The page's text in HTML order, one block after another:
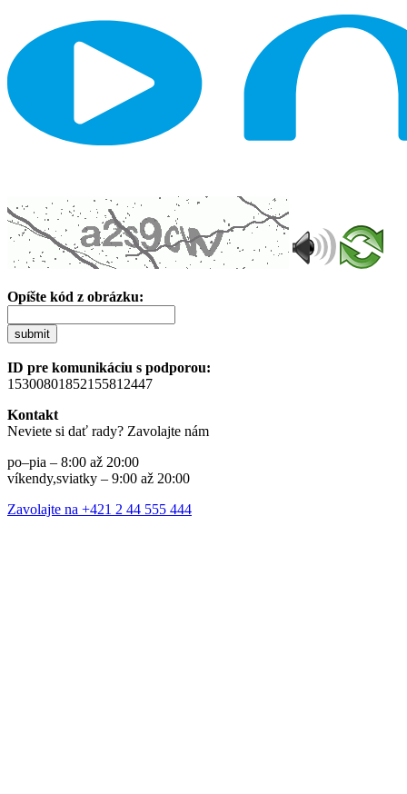
Opíšte kód z obrázku:
submit
ID pre komunikáciu s podporou:
15300801852155812447
Kontakt
Neviete si dať rady? Zavolajte nám
po–pia – 8:00 až 20:00
víkendy,sviatky – 9:00 až 20:00
Zavolajte na +421 2 44 555 444